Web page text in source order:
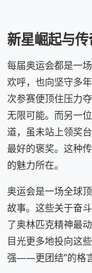
新星崛起与
每届奥运会都是一
欢呼，也向坚守多
次参赛便顶住压力
无限可能。而另一
道，虽未站上领奖
最好的褒奖。这种
的魅力所在。
奥运会是一场全球
故事。这些关于奋
了奥林匹克精神最
目光更多地投向这
强——更团结”的格